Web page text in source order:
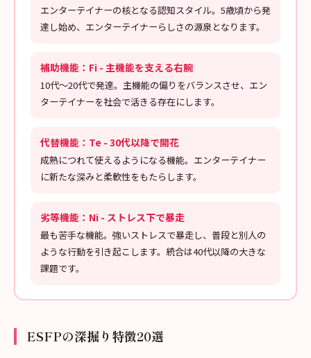
エンターテイナーの核となる認知スタイル。5歳頃から発
達し始め、エンターテイナーらしさの源泉となります。
補助機能：Fi - 主機能を支える右腕
10代〜20代で発達。主機能の偏りをバランスさせ、エン
ターテイナーを社会で活きる存在にします。
代替機能：Te - 30代以降で開花
成熟につれて使えるようになる機能。エンターテイナー
に新たな深みと柔軟性をもたらします。
劣等機能：Ni - ストレス下で暴走
最も苦手な機能。強いストレスで暴走し、普段と別人の
ような行動を引き起こします。統合は40代以降の大きな
課題です。
ESFPの深掘り特徴20選